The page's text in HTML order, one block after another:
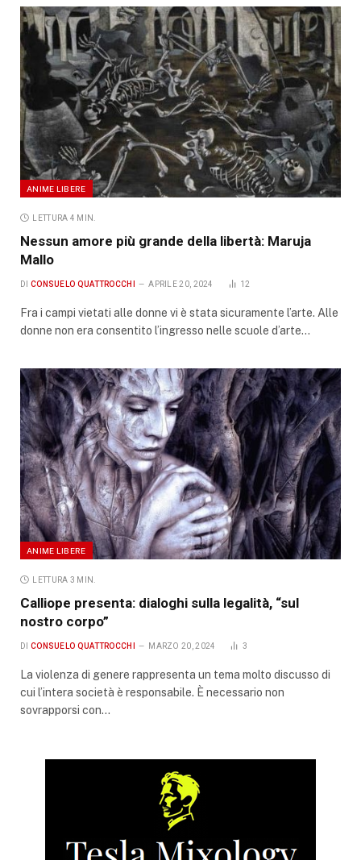
ANIME LIBERE
LETTURA 4 MIN.
Nessun amore più grande della libertà: Maruja
Mallo
DI CONSUELO QUATTROCCHI APRILE 20, 2024 12
Fra i campi vietati alle donne vi è stata sicuramente l’arte. Alle
donne non era consentito l’ingresso nelle scuole d’arte…
ANIME LIBERE
LETTURA 3 MIN.
Calliope presenta: dialoghi sulla legalità, “sul
nostro corpo”
DI CONSUELO QUATTROCCHI MARZO 20, 2024 3
La violenza di genere rappresenta un tema molto discusso di
cui l’intera società è responsabile. È necessario non
sovrapporsi con…